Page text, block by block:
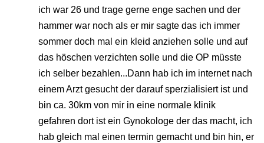
ich war 26 und trage gerne enge sachen und der
hammer war noch als er mir sagte das ich immer
sommer doch mal ein kleid anziehen solle und auf
das höschen verzichten solle und die OP müsste
ich selber bezahlen...Dann hab ich im internet nach
einem Arzt gesucht der darauf sperzialisiert ist und
bin ca. 30km von mir in eine normale klinik
gefahren dort ist ein Gynokologe der das macht, ich
hab gleich mal einen termin gemacht und bin hin, er